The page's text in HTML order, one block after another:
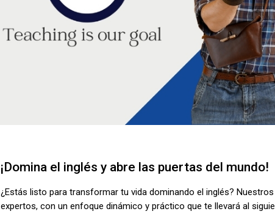
¡Domina el inglés y abre las puertas del mundo!
¿Estás listo para transformar tu vida dominando el inglés?
expertos, con un enfoque dinámico y práctico que te llevará al